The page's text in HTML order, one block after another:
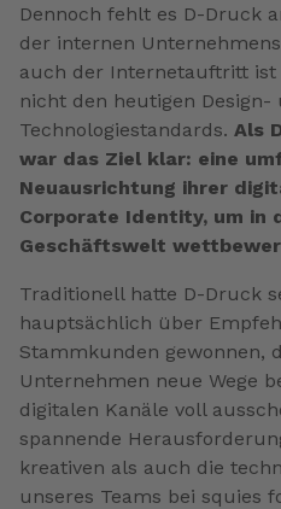
Dennoch fehlt es D-Druck
der internen
auch der Internetauftritt
nicht den heutigen Design-
Technologiestandards. Als
war das Ziel klar: eine
Neuausrichtung ihrer
Corporate Identity, um in
Geschäftswelt
Traditionell hatte D-Druck
hauptsächlich über
Stammkunden gewonnen,
Unternehmen neue Wege
digitalen Kanäle voll
spannende
kreativen als auch die
unseres Teams bei squies